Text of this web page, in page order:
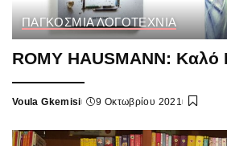
ΠΑΓΚΟΣΜΙΑ ΛΟΓΟΤΕΧΝΙΑ
ROMY HAUSMANN: Καλό
Posted
Voula Gkemisi 9 Οκτωβρίου 2021